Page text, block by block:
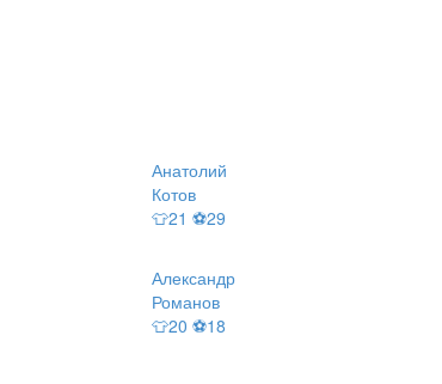
Анатолий
Котов
👕21 ⚽29
Александр
Романов
👕20 ⚽18